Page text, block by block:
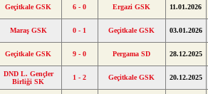
Geçitkale GSK 6 - 0 Ergazi GSK 11.01.2026
Maraş GSK 0 - 1 Geçitkale GSK 03.01.2026
Geçitkale GSK 9 - 0 Pergama SD 28.12.2025
DND L. Gençler
Birliği SK
1 - 2 Geçitkale GSK 20.12.2025